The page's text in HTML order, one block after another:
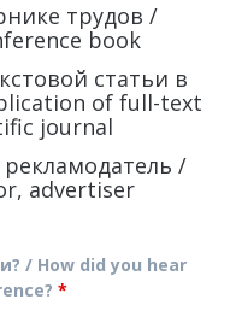
трудов /
book
статьи в
of full-text
journal
/
advertiser
/ How did you hear
*